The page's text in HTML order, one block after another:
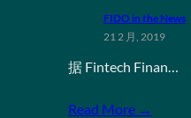
FIDO in the News
21 2 月, 2019
据 Fintech Finan…
Read More →